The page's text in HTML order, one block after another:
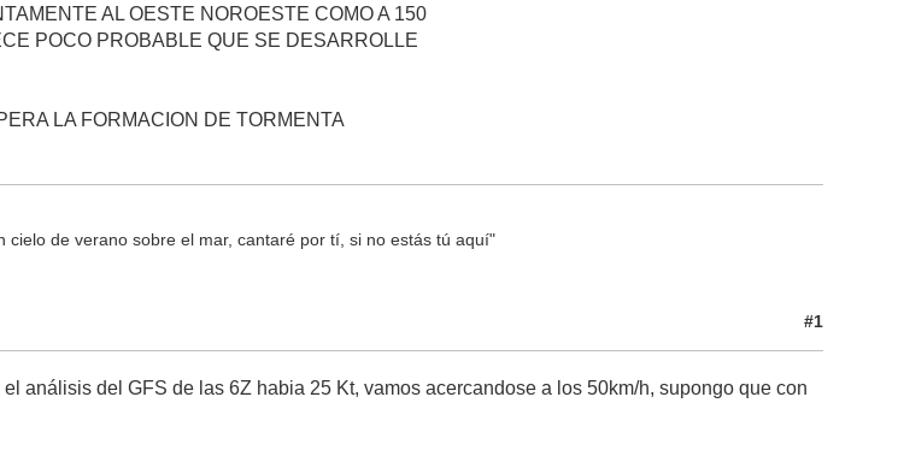
AL OESTE NOROESTE COMO A 150
POCO PROBABLE QUE SE DESARROLLE
LA FORMACION DE TORMENTA
de verano sobre el mar, cantaré por tí, si no estás tú aquí"
#1
análisis del GFS de las 6Z habia 25 Kt, vamos acercandose a los 50km/h, supongo que con